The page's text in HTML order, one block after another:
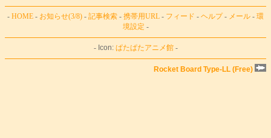
- HOME - お知らせ(3/8) - 記事検索 - 携帯用URL - フィード - ヘルプ- メール - 環
境設定 -
- Icon: ぱたぱたアニメ館-
Rocket Board Type-LL (Free)